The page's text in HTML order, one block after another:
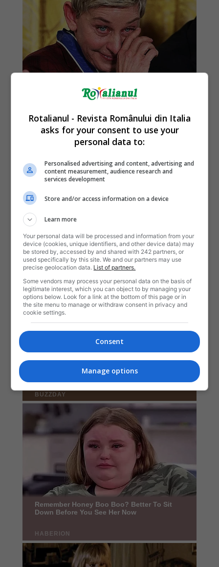
Rotalianul - Revista Românului din Italia
asks for your consent to use your
personal data to:
Personalised advertising and content, advertising and
content measurement, audience research and
services development
Store and/or access information on a device
Learn more
Your personal data will be processed and information from your
device (cookies, unique identifiers, and other device data) may
be stored by, accessed by and shared with 242 partners, or
used specifically by this site. We and our partners may use
precise geolocation data. List of partners.
Some vendors may process your personal data on the basis of
legitimate interest, which you can object to by managing your
options below. Look for a link at the bottom of this page or in
the site menu to manage or withdraw consent in privacy and
cookie settings.
Consent
Manage options